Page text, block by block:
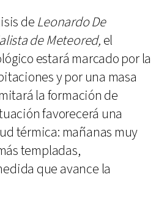
de Leonardo De
de Meteored, el
estará marcado por la
y por una masa
la formación de
favorecerá una
térmica: mañanas muy
templadas,
que avance la